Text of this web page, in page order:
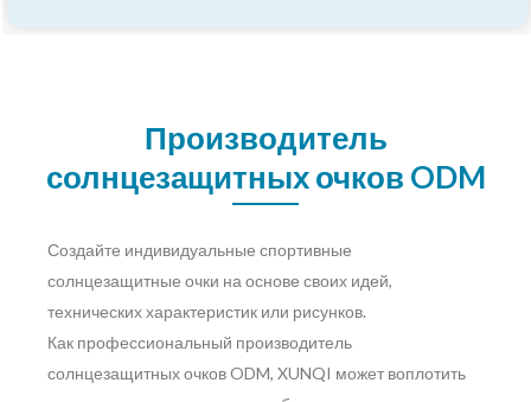
Производитель
солнцезащитных очков ODM
Создайте индивидуальные спортивные
солнцезащитные очки на основе своих идей,
технических характеристик или рисунков.
Как профессиональный производитель
солнцезащитных очков ODM, XUNQI может воплотить